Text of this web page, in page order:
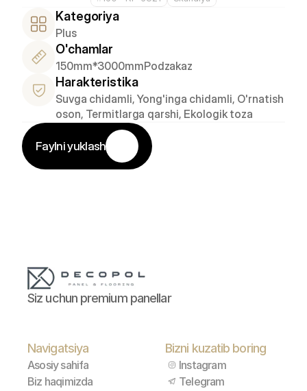
Kategoriya
Plus
O'chamlar
150mm*3000mmPodzakaz
Harakteristika
Suvga chidamli, Yong'inga chidamli, O'rnatish
oson, Termitlarga qarshi, Ekologik toza
Faylni yuklash
Siz uchun premium panellar
Navigatsiya
Asosiy sahifa
Biz haqimizda
Bizni kuzatib boring
Instagram
Telegram